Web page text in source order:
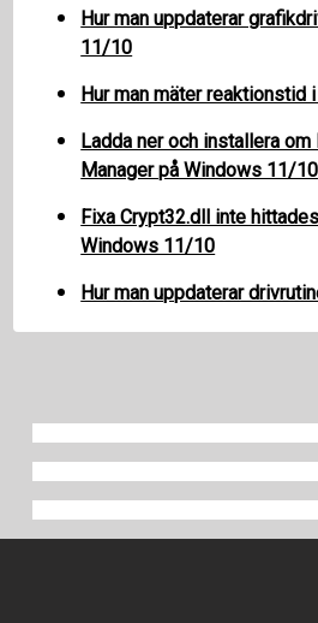
Hur man uppdaterar
11/10
Hur man mäter reaktionstid
Ladda ner och installera om
Manager på Windows 11/10
Fixa Crypt32.dll inte
Windows 11/10
Hur man uppdaterar